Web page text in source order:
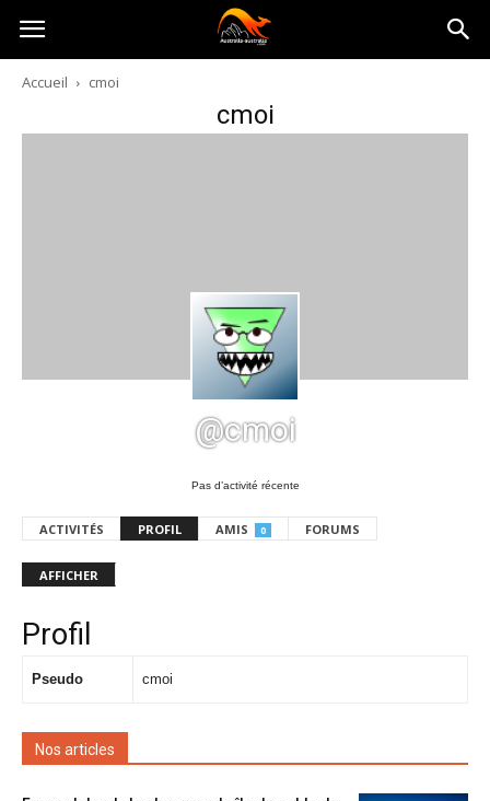
Australia-
australie.com
Accueil cmoi
cmoi
@cmoi
Pas d’activité récente
ACTIVITÉS PROFIL AMIS 0 FORUMS
AFFICHER
Profil
Pseudo cmoi
Nos articles